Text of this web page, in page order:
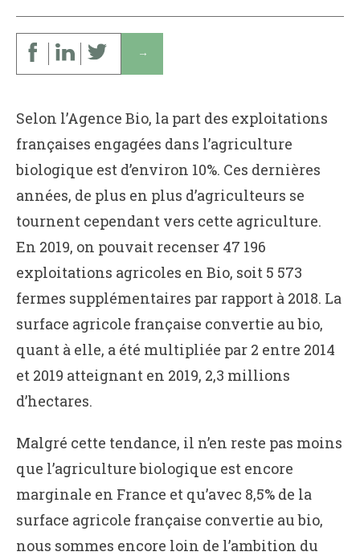
↓
Selon l’Agence Bio, la part des exploitations
françaises engagées dans l’agriculture
biologique est d’environ 10%. Ces dernières
années, de plus en plus d’agriculteurs se
tournent cependant vers cette agriculture.
En 2019, on pouvait recenser 47 196
exploitations agricoles en Bio, soit 5 573
fermes supplémentaires par rapport à 2018. La
surface agricole française convertie au bio,
quant à elle, a été multipliée par 2 entre 2014
et 2019 atteignant en 2019, 2,3 millions
d’hectares.
Malgré cette tendance, il n’en reste pas moins
que l’agriculture biologique est encore
marginale en France et qu’avec 8,5% de la
surface agricole française convertie au bio,
nous sommes encore loin de l’ambition du